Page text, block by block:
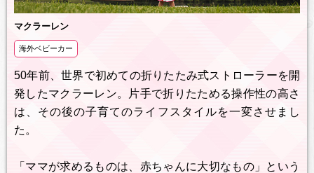
マクラーレン
海外ベビーカー
50年前、世界で初めての折りたたみ式ストローラーを開
発したマクラーレン。片手で折りたためる操作性の高さ
は、その後の子育てのライフスタイルを一変させまし
た。
「ママが求めるものは、赤ちゃんに大切なもの」という